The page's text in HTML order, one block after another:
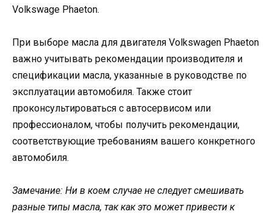
Volkswage Phaeton.
При выборе масла для двигателя Volkswagen Phaeton
важно учитывать рекомендации производителя и
спецификации масла, указанные в руководстве по
эксплуатации автомобиля. Также стоит
проконсультироваться с автосервисом или
профессионалом, чтобы получить рекомендации,
соответствующие требованиям вашего конкретного
автомобиля.
Замечание: Ни в коем случае не следует смешивать
разные типы масла, так как это может привести к